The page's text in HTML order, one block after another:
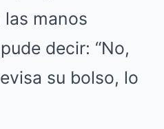
las manos
decir: “No,
su bolso, lo